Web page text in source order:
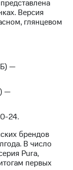
Версия
глянцевом
—
—
24.
брендов
В число
Pura,
первых